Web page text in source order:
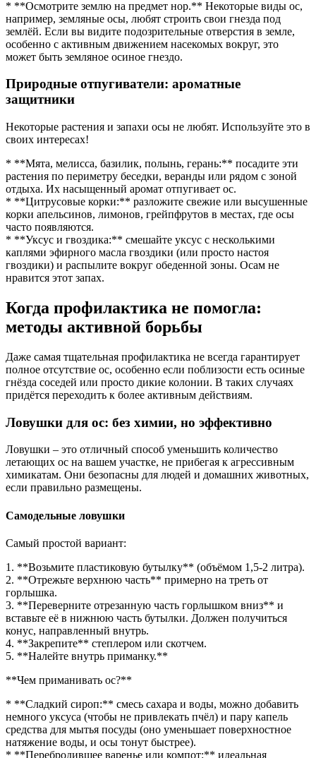
* **Осмотрите землю на предмет нор.** Некоторые виды ос,
например, земляные осы, любят строить свои гнезда под
землёй. Если вы видите подозрительные отверстия в земле,
особенно с активным движением насекомых вокруг, это
может быть земляное осиное гнездо.
Природные отпугиватели: ароматные
защитники
Некоторые растения и запахи осы не любят. Используйте это в
своих интересах!
* **Мята, мелисса, базилик, полынь, герань:** посадите эти
растения по периметру беседки, веранды или рядом с зоной
отдыха. Их насыщенный аромат отпугивает ос.
* **Цитрусовые корки:** разложите свежие или высушенные
корки апельсинов, лимонов, грейпфрутов в местах, где осы
часто появляются.
* **Уксус и гвоздика:** смешайте уксус с несколькими
каплями эфирного масла гвоздики (или просто настоя
гвоздики) и распылите вокруг обеденной зоны. Осам не
нравится этот запах.
Когда профилактика не помогла:
методы активной борьбы
Даже самая тщательная профилактика не всегда гарантирует
полное отсутствие ос, особенно если поблизости есть осиные
гнёзда соседей или просто дикие колонии. В таких случаях
придётся переходить к более активным действиям.
Ловушки для ос: без химии, но эффективно
Ловушки – это отличный способ уменьшить количество
летающих ос на вашем участке, не прибегая к агрессивным
химикатам. Они безопасны для людей и домашних животных,
если правильно размещены.
Самодельные ловушки
Самый простой вариант:
1. **Возьмите пластиковую бутылку** (объёмом 1,5-2 литра).
2. **Отрежьте верхнюю часть** примерно на треть от
горлышка.
3. **Переверните отрезанную часть горлышком вниз** и
вставьте её в нижнюю часть бутылки. Должен получиться
конус, направленный внутрь.
4. **Закрепите** степлером или скотчем.
5. **Налейте внутрь приманку.**
**Чем приманивать ос?**
* **Сладкий сироп:** смесь сахара и воды, можно добавить
немного уксуса (чтобы не привлекать пчёл) и пару капель
средства для мытья посуды (оно уменьшает поверхностное
натяжение воды, и осы тонут быстрее).
* **Перебродившее варенье или компот:** идеальная